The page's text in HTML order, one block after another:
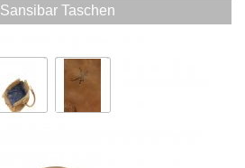
Sansibar Taschen